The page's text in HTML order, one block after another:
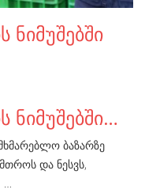
ნიმუშებში
ნიმუშებში…
ბაზარზე
და ნესვს,
…